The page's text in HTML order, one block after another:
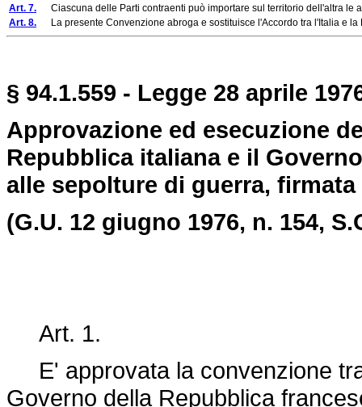
Art. 7. Ciascuna delle Parti contraenti può importare sul territorio dell'altra le
Art. 8. La presente Convenzione abroga e sostituisce l'Accordo tra l'Italia e la
§ 94.1.559 - Legge 28 aprile
Approvazione ed esecuzione
Repubblica italiana e il
alle sepolture di guerra,
(G.U. 12 giugno 1976, n. 154,
Art. 1.
E' approvata la convenzione
Governo della Repubblica